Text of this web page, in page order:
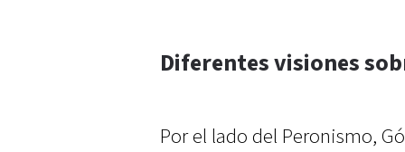
Diferentes visiones
Por el lado del Peronismo,